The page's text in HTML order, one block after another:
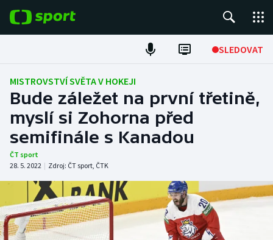
SLEDOVAT
Fotbal
Hokej
Tenis
Atletika
Cyklistika
DALŠÍ SPORTY
MISTROVSTVÍ SVĚTA V HOKEJI
Bude záležet na první třetině,
myslí si Zohorna před
semifinále s Kanadou
ČT sport
28. 5. 2022 | Zdroj: ČT sport, ČTK